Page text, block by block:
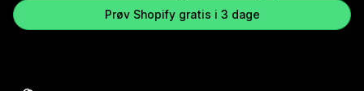
Prøv Shopify gratis i 3 dage